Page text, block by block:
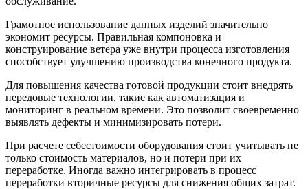
Грамотное использование данных изделий значительно
экономит ресурсы. Правильная компоновка и
конструирование ветера уже внутри процесса изготовления
способствует улучшению производства конечного продукта.
Для повышения качества готовой продукции стоит внедрять
передовые технологии, такие как автоматизация и
мониторинг в реальном времени. Это позволит своевременно
выявлять дефекты и минимизировать потери.
При расчете себестоимости оборудования стоит учитывать не
только стоимость материалов, но и потери при их
переработке. Иногда важно интегрировать в процесс
переработки вторичные ресурсы для снижения общих затрат.